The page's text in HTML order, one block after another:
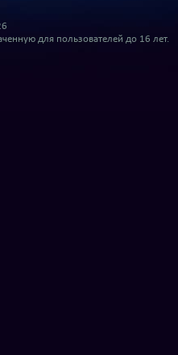
для пользователей до 16 лет.